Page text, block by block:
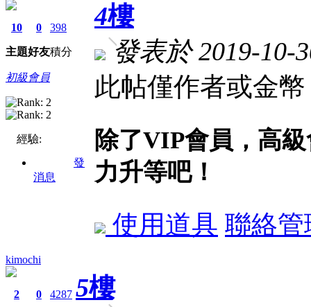
10
主題
0
好友
398
積分
初級會員
經驗:
發
消息
4樓
發表於 2019-10-
此帖僅作者或金
除了VIP會員，高
力升等吧！
使用道具 聯絡管
kimochi
2 0 4287 5樓